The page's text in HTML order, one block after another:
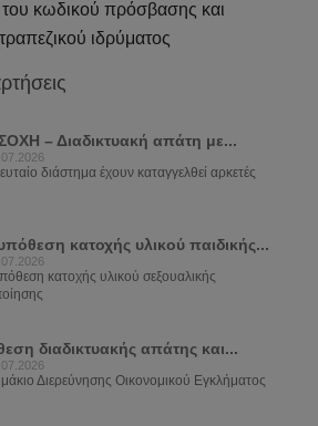
κωδικού πρόσβασης και
ιδρύματος
– Διαδικτυακή απάτη με...
διάστημα έχουν καταγγελθεί αρκετές
κατοχής υλικού παιδικής...
κατοχής υλικού σεξουαλικής
διαδικτυακής απάτης και...
Διερεύνησης Οικονομικού Εγκλήματος